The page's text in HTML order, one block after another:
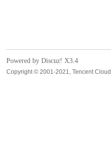
Powered by Discuz!X3.4
Copyright © 2001-2021, Tencent Cloud.